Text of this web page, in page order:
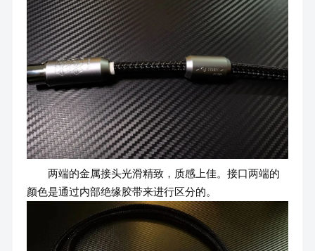
两端的金属接头光滑精致，质感上佳。接口两端的
颜色是通过内部绝缘胶带来进行区分的。